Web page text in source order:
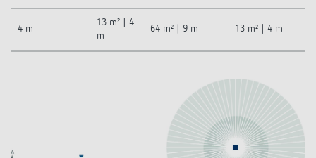
4 m
13 m² | 4
m
64 m² | 9 m 13 m² | 4 m